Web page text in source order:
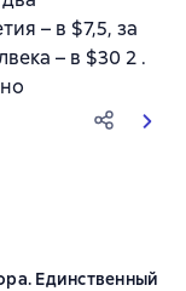
– в $7,5, за
– в $30 2 .
Единственный